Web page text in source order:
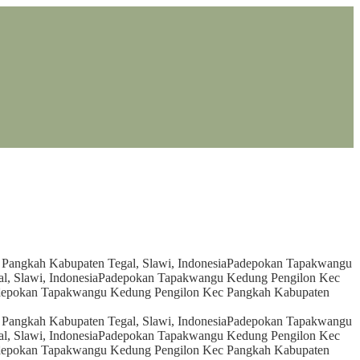
Kabupaten Tegal, Slawi, IndonesiaPadepokan Tapakwangu
Slawi, IndonesiaPadepokan Tapakwangu Kedung Pengilon Kec
Tapakwangu Kedung Pengilon Kec Pangkah Kabupaten
Kabupaten Tegal, Slawi, IndonesiaPadepokan Tapakwangu
Slawi, IndonesiaPadepokan Tapakwangu Kedung Pengilon Kec
Tapakwangu Kedung Pengilon Kec Pangkah Kabupaten